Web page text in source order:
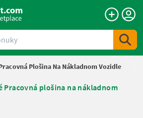
Plošina Na Nákladnom Vozidle
Pracovná plošina na nákladnom